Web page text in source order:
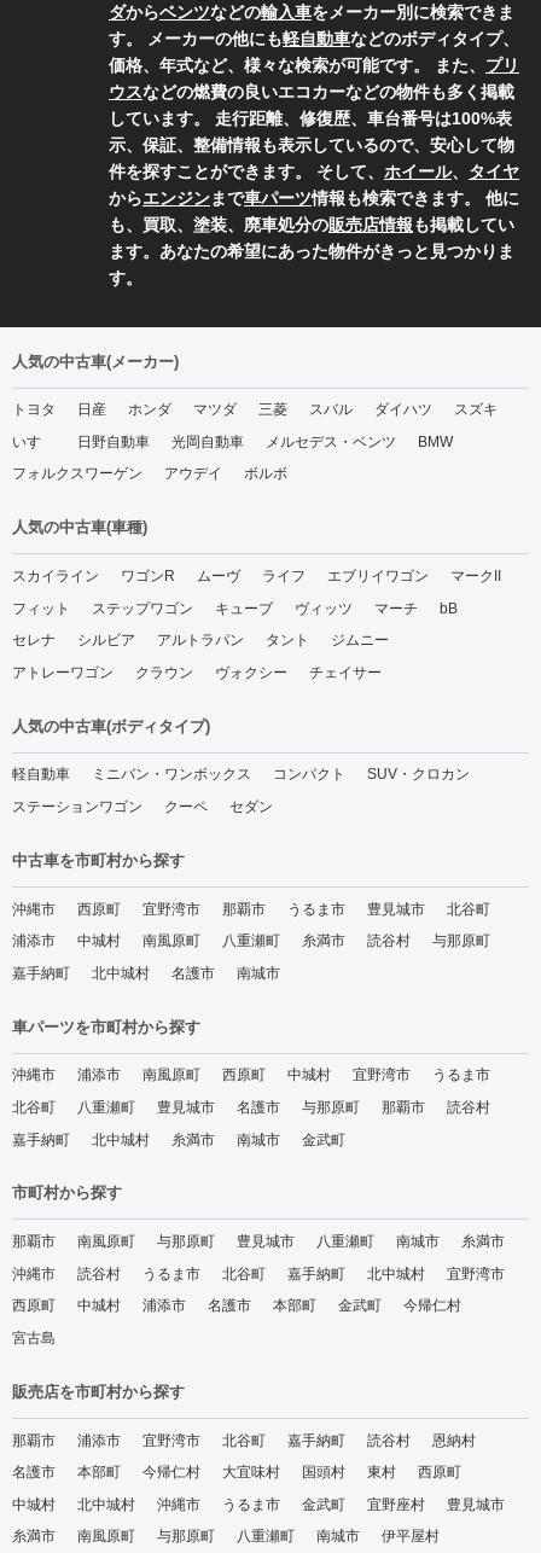
ダからベンツなどの輸入車をメーカー別に検索できま
す。 メーカーの他にも軽自動車などのボディタイプ、
価格、年式など、様々な検索が可能です。 また、 プリ
ウスなどの燃費の良いエコカーなどの物件も多く掲載
しています。 走行距離、修復歴、車台番号は100%表
示、保証、整備情報も表示しているので、安心して物
件を探すことができます。 そして、 ホイール、 タイヤ
からエンジンまで車パーツ情報も検索できます。 他に
も、買取、塗装、廃車処分の販売店情報も掲載してい
ます。あなたの希望にあった物件がきっと見つかりま
す。
人気の中古車(メーカー)
トヨタ 日産 ホンダ マツダ 三菱 スバル ダイハツ
スズキ
いすゞ
日野自動車 光岡自動車 メルセデス・ベンツ
BMW
フォルクスワーゲン
アウデイ ボルボ
人気の中古車(車種)
スカイライン ワゴンR ムーヴ ライフ エブリイワゴン
マークII
フィット
ステップワゴン キューブ ヴィッツ マーチ
bB
セレナ
シルビア アルトラパン タント
ジムニー
アトレーワゴン
クラウン ヴォクシー チェイサー
人気の中古車(ボディタイプ)
軽自動車 ミニバン・ワンボックス コンパクト
SUV・クロカン
ステーションワゴン
クーペ セダン
中古車を市町村から探す
沖縄市 西原町 宜野湾市 那覇市 うるま市 豊見城市
北谷町
浦添市
中城村 南風原町 八重瀬町 糸満市 読谷村
与那原町
嘉手納町
北中城村 名護市 南城市
車パーツを市町村から探す
沖縄市 浦添市 南風原町 西原町 中城村 宜野湾市
うるま市
北谷町
八重瀬町 豊見城市 名護市 与那原町 那覇市
読谷村
嘉手納町
北中城村 糸満市 南城市 金武町
市町村から探す
那覇市 南風原町 与那原町 豊見城市 八重瀬町 南城市
糸満市
沖縄市
読谷村 うるま市 北谷町 嘉手納町 北中城村
宜野湾市
西原町
中城村 浦添市 名護市 本部町 金武町
今帰仁村
宮古島
販売店を市町村から探す
那覇市 浦添市 宜野湾市 北谷町 嘉手納町 読谷村
恩納村
名護市
本部町 今帰仁村 大宜味村 国頭村 東村
西原町
中城村
北中城村 沖縄市 うるま市 金武町 宜野座村
豊見城市
糸満市
南風原町 与那原町 八重瀬町 南城市
伊平屋村